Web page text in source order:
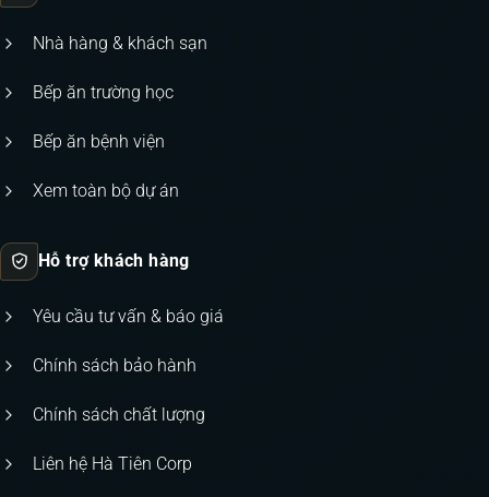
Nhà hàng & khách sạn
Bếp ăn trường học
Bếp ăn bệnh viện
Xem toàn bộ dự án
Hỗ trợ khách hàng
Yêu cầu tư vấn & báo giá
Chính sách bảo hành
Chính sách chất lượng
Liên hệ Hà Tiên Corp